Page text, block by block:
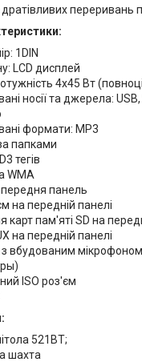
переривань
1DIN
LCD дисплей
4х45 Вт
носії та джерела: USB,
формати: MP3
папками
тегів
WMA
передня панель
на передній панелі
карт пам'яті SD на
на передній панелі
вбудованим
ISO роз'єм
521BT;
шахта